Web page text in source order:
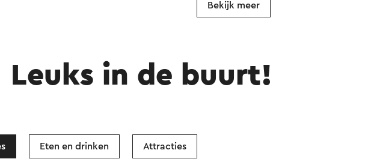
Bekijk meer
Leuks in de buurt!
Eten en drinken Attracties